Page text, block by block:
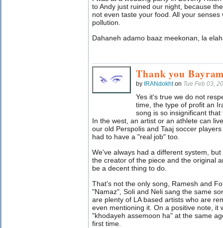
to Andy just ruined our night, because
not even taste your food. All your
pollution.
Dahaneh adamo baaz meekonan, la
Thank you
by IRANdokhton Tue Feb 03,
Yes it's true we do not
time, the type of profit an
song is so insignificant
In the west, an artist or an athlete can
our old Perspolis and Taaj soccer
had to have a "real job" too.
We've always had a different system,
the creator of the piece and the original
be a decent thing to do.
That's not the only song, Ramesh and
"Namaz", Soli and Neli sang the same
are plenty of LA based artists who are
even mentioning it. On a positive note, it
"khodayeh assemoon ha" at the same
first time.